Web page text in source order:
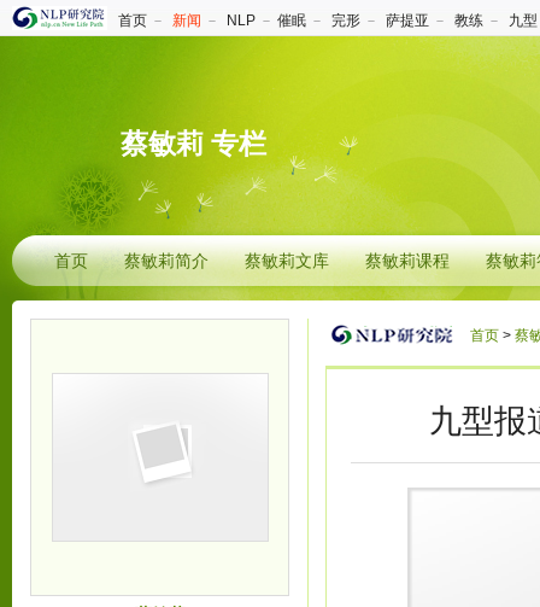
首页 － 新闻 － NLP － 催眠 － 完形 － 萨提亚 － 教练 － 九型
蔡敏莉 专栏
首页 蔡敏莉简介 蔡敏莉文库 蔡敏莉课程 蔡敏莉
首页 > 蔡
九型报